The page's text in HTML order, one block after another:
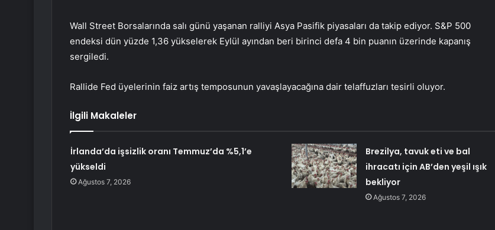
Wall Street Borsalarında salı günü yaşanan ralliyi Asya Pasifik piyasaları da takip ediyor. S&P 500
endeksi dün yüzde 1,36 yükselerek Eylül ayından beri birinci defa 4 bin puanın üzerinde kapanış
sergiledi.
Rallide Fed üyelerinin faiz artış temposunun yavaşlayacağına dair telaffuzları tesirli oluyor.
İlgili Makaleler
İrlanda’da işsizlik oranı Temmuz’da %5,1’e
yükseldi
Ağustos 7, 2026
Brezilya, tavuk eti ve bal
ihracatı için AB’den yeşil ışık
bekliyor
Ağustos 7, 2026